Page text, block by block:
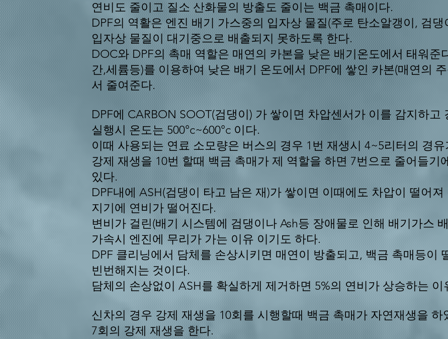
연비도 줄이고 질소 산화물의 방출도 줄이는 백금 촉매이다.
DPF의 역활은 엔진 배기 가스중의 입자상 물질(주로 탄소알갱이, 검
입자상 물질이 대기중으로 배출되지 못하도록 한다.
DOC와 DPF의 촉매 역할은 매연의 카본을 낮은 배기온도에서 태워준
간,세륨등)를 이용하여 낮은 배기 온도에서 DPF에 쌓인 카본(매연의
서 줄여준다.
DPF에 CARBON SOOT(검댕이) 가 쌓이면 차압센서가 이를 감지하고
실행시 온도는 500°c~600°c 이다.
이때 사용되는 연료 소모량은 버스의 경우 1번 재생시 4~5리터의 경
강제 재생을 10번 할때 백금 촉매가 제 역할을 하면 7번으로 줄어들기
있다.
DPF내에 ASH(검댕이 타고 남은 재)가 쌓이면 이때에도 차압이 떨어
지기에 연비가 떨어진다.
변비가 걸린(배기 시스템에 검댕이나 Ash등 장애물로 인해 배기가스
가속시 엔진에 무리가 가는 이유 이기도 하다.
DPF 클리닝에서 담체를 손상시키면 매연이 방출되고, 백금 촉매등이
빈번해지는 것이다.
담체의 손상없이 ASH를 확실하게 제거하면 5%의 연비가 상승하는 이
신차의 경우 강제 재생을 10회를 시행할때 백금 촉매가 자연재생을 하
7회의 강제 재생을 한다.